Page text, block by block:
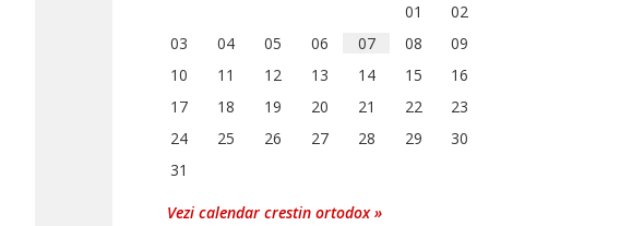
01
02
03
04 05 06 07 08
09
10
11 12 13 14 15
16
17
18 19 20 21 22
23
24
25 26 27 28 29
30
31
Vezi calendar crestin ortodox »